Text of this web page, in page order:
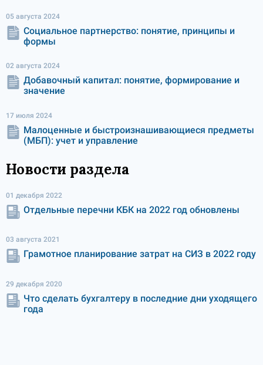
05 августа 2024
Социальное партнерство: понятие, принципы и
формы
02 августа 2024
Добавочный капитал: понятие, формирование и
значение
17 июля 2024
Малоценные и быстроизнашивающиеся предметы
(МБП): учет и управление
Новости раздела
01 декабря 2022
Отдельные перечни КБК на 2022 год обновлены
03 августа 2021
Грамотное планирование затрат на СИЗ в 2022 году
29 декабря 2020
Что сделать бухгалтеру в последние дни уходящего
года